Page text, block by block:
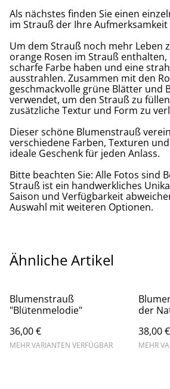
Als nächstes finden Sie einen
im Strauß der Ihre Aufmerksamkeit
Um dem Strauß noch mehr Leben
orange Rosen im Strauß enthalten,
scharfe Farbe haben und eine
ausstrahlen. Zusammen mit den
geschmackvolle grüne Blätter und
verwendet, um den Strauß zu
zusätzliche Textur und Form zu
Dieser schöne Blumenstrauß
verschiedene Farben, Texturen
ideale Geschenk für jeden Anlass.
Bitte beachten Sie: Alle Fotos sind
Strauß ist ein handwerkliches
Saison und Verfügbarkeit
Auswahl mit weiteren Optionen.
Ähnliche Artikel
Blumenstrauß
"Blütenmelodie"
36,00 €
MEHR VARIANTEN VERFÜGBAR
der
38,00 €
MEHR